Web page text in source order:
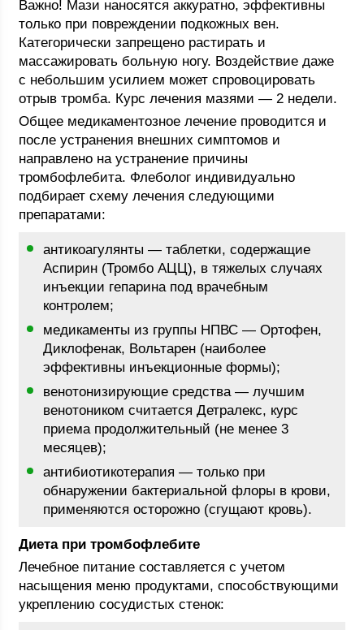
Важно! Мази наносятся аккуратно, эффективны
только при повреждении подкожных вен.
Категорически запрещено растирать и
массажировать больную ногу. Воздействие даже
с небольшим усилием может спровоцировать
отрыв тромба. Курс лечения мазями — 2 недели.
Общее медикаментозное лечение проводится и
после устранения внешних симптомов и
направлено на устранение причины
тромбофлебита. Флеболог индивидуально
подбирает схему лечения следующими
препаратами:
антикоагулянты — таблетки, содержащие
Аспирин (Тромбо АЦЦ), в тяжелых случаях
инъекции гепарина под врачебным
контролем;
медикаменты из группы НПВС — Ортофен,
Диклофенак, Вольтарен (наиболее
эффективны инъекционные формы);
венотонизирующие средства — лучшим
венотоником считается Детралекс, курс
приема продолжительный (не менее 3
месяцев);
антибиотикотерапия — только при
обнаружении бактериальной флоры в крови,
применяются осторожно (сгущают кровь).
Диета при тромбофлебите
Лечебное питание составляется с учетом
насыщения меню продуктами, способствующими
укреплению сосудистых стенок: